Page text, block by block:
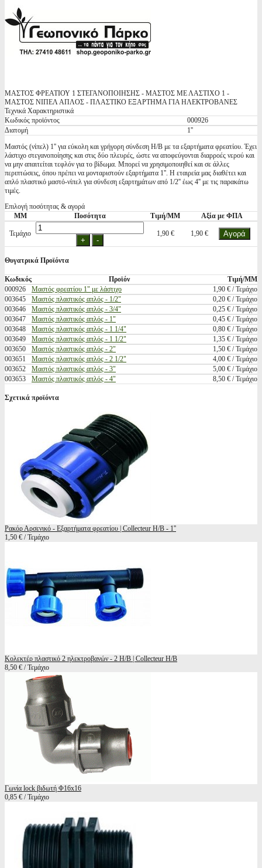
ΜΑΣΤΟΣ ΦΡΕΑΤΙΟΥ 1 ΣΤΕΓΑΝΟΠΟΙΗΣΗΣ - ΜΑΣΤΟΣ ΜΕ ΛΑΣΤΙΧΟ 1 -
ΜΑΣΤΟΣ ΝΙΠΕΛ ΑΠΛΟΣ - ΠΛΑΣΤΙΚΟ ΕΞΑΡΤΗΜΑ ΓΙΑ ΗΛΕΚΤΡΟΒΑΝΕΣ
Τεχνικά Χαρακτηριστικά
Κωδικός προϊόντος
000926
Διατομή
1''
Μαστός (νίπελ) 1'' για εύκολη και γρήγορη σύνδεση Η/Β με τα εξαρτήματα φρεατίου. Έχει
λάστιχο στεγανοποίησης και στις δύο πλευρές, ώστε να αποφεύγονται διαρροές νερού και
να μην απαιτείται τεφλόν για το βίδωμα. Μπορεί να χρησιμοποιηθεί και σε άλλες
περιπτώσεις, όπου πρέπει να μονταριστούν εξαρτήματα 1''. Η εταιρεία μας διαθέτει και
απλό πλαστικό μαστό-νίπελ για σύνδεση εξαρτημάτων από 1/2'' έως 4'' με τις παρακάτω
τιμές.
Επιλογή ποσότητας & αγορά
ΜΜ
Ποσότητα Τιμή/ΜΜ Αξία με ΦΠΑ
Τεμάχιο 1,90 € 1,90 €
Θυγατρικά Προϊόντα
Κωδικός Προϊόν
Τιμή/ΜΜ
000926
Μαστός φρεατίου 1" με λάστιχο
1,90 € / Τεμάχιο
003645
Μαστός πλαστικός απλός - 1/2"
0,20 € / Τεμάχιο
003646
Μαστός πλαστικός απλός - 3/4"
0,25 € / Τεμάχιο
003647
Μαστός πλαστικός απλός - 1"
0,45 € / Τεμάχιο
003648
Μαστός πλαστικός απλός - 1 1/4"
0,80 € / Τεμάχιο
003649
Μαστός πλαστικός απλός - 1 1/2"
1,35 € / Τεμάχιο
003650
Μαστός πλαστικός απλός - 2"
1,50 € / Τεμάχιο
003651
Μαστός πλαστικός απλός - 2 1/2"
4,00 € / Τεμάχιο
003652
Μαστός πλαστικός απλός - 3"
5,00 € / Τεμάχιο
003653
Μαστός πλαστικός απλός - 4" 8,50 € / Τεμάχιο
Σχετικά προϊόντα
Ρακόρ Αρσενικό - Εξαρτήματα φρεατίου | Collecteur H/B - 1''
1,50 € / Τεμάχιο
Κολεκτέρ πλαστικό 2 ηλεκτροβανών - 2 Η/Β | Collecteur H/B
8,50 € / Τεμάχιο
Γωνία lock βιδωτή Φ16x16
0,85 € / Τεμάχιο